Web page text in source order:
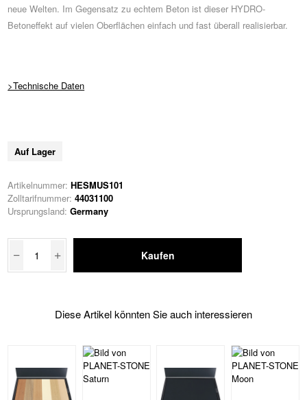
neue Welten. Im Gegensatz zu echtem Beton ist dieser HYDRO-
Betoneffekt auf vielen Oberflächen einfach und fast überall realisierbar.
>Technische Daten
Auf Lager
Artikelnummer: HESMUS101
Zolltarifnummer: 44031100
Ursprungsland: Germany
Kaufen
Diese Artikel könnten Sie auch interessieren